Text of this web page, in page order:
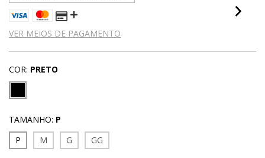
VER MEIOS DE PAGAMENTO
COR: PRETO
TAMANHO: P
P
M G GG